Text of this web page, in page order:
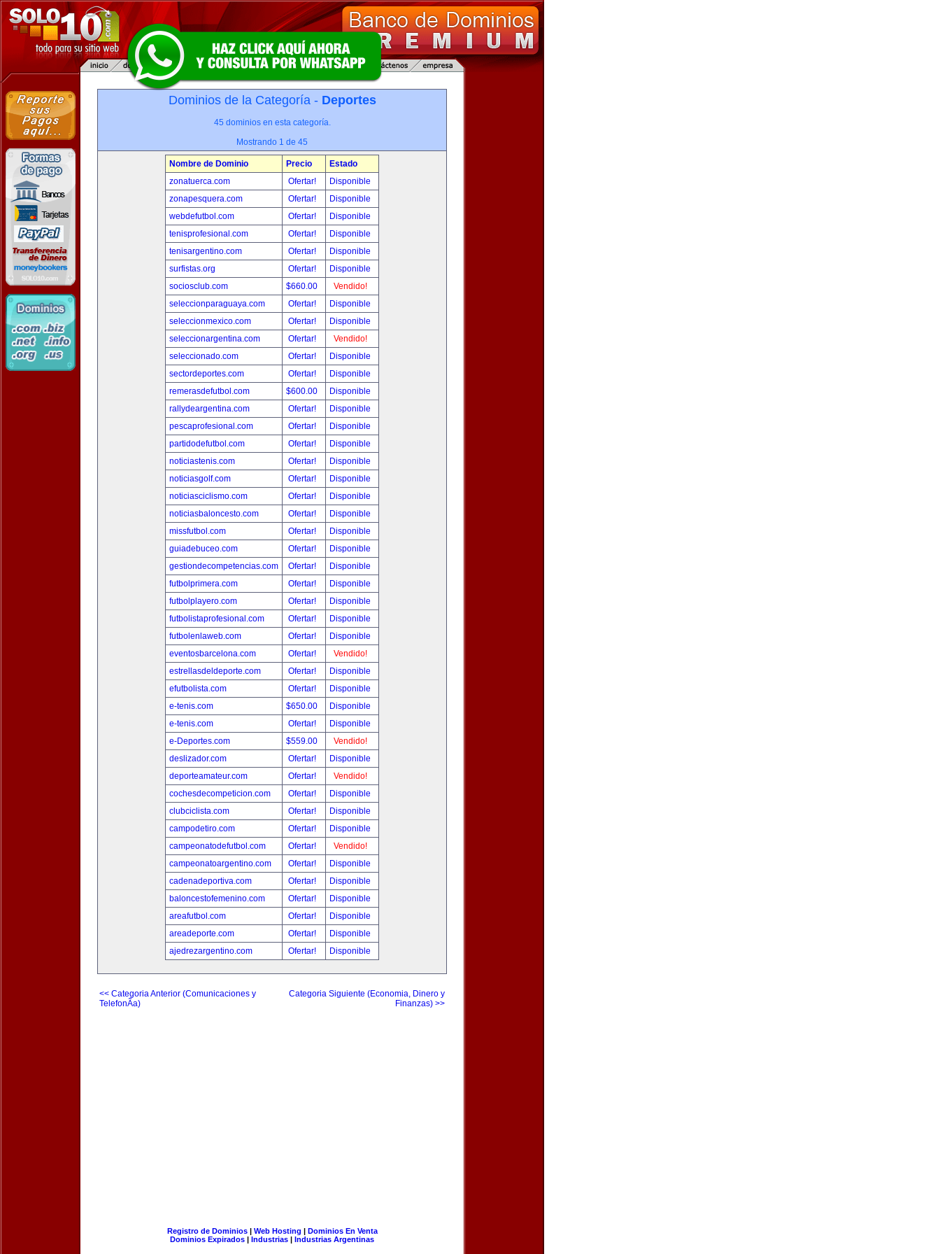
Dominios de la Categoría - Deportes
45 dominios en esta categoría.
Mostrando 1 de 45
Nombre de Dominio Precio
Estado
zonatuerca.com
Ofertar!
Disponible
zonapesquera.com
Ofertar!
Disponible
webdefutbol.com
Ofertar!
Disponible
tenisprofesional.com
Ofertar!
Disponible
tenisargentino.com
Ofertar!
Disponible
surfistas.org
Ofertar!
Disponible
sociosclub.com
$660.00
Vendido!
seleccionparaguaya.com
Ofertar!
Disponible
seleccionmexico.com
Ofertar!
Disponible
seleccionargentina.com
Ofertar!
Vendido!
seleccionado.com
Ofertar!
Disponible
sectordeportes.com
Ofertar!
Disponible
remerasdefutbol.com
$600.00
Disponible
rallydeargentina.com
Ofertar!
Disponible
pescaprofesional.com
Ofertar!
Disponible
partidodefutbol.com
Ofertar!
Disponible
noticiastenis.com
Ofertar!
Disponible
noticiasgolf.com
Ofertar!
Disponible
noticiasciclismo.com
Ofertar!
Disponible
noticiasbaloncesto.com
Ofertar!
Disponible
missfutbol.com
Ofertar!
Disponible
guiadebuceo.com
Ofertar!
Disponible
gestiondecompetencias.com
Ofertar!
Disponible
futbolprimera.com
Ofertar!
Disponible
futbolplayero.com
Ofertar!
Disponible
futbolistaprofesional.com
Ofertar!
Disponible
futbolenlaweb.com
Ofertar!
Disponible
eventosbarcelona.com
Ofertar!
Vendido!
estrellasdeldeporte.com
Ofertar!
Disponible
efutbolista.com
Ofertar!
Disponible
e-tenis.com
$650.00
Disponible
e-tenis.com
Ofertar!
Disponible
e-Deportes.com
$559.00
Vendido!
deslizador.com
Ofertar!
Disponible
deporteamateur.com
Ofertar!
Vendido!
cochesdecompeticion.com
Ofertar!
Disponible
clubciclista.com
Ofertar!
Disponible
campodetiro.com
Ofertar!
Disponible
campeonatodefutbol.com
Ofertar!
Vendido!
campeonatoargentino.com
Ofertar!
Disponible
cadenadeportiva.com
Ofertar!
Disponible
baloncestofemenino.com
Ofertar!
Disponible
areafutbol.com
Ofertar!
Disponible
areadeporte.com
Ofertar!
Disponible
ajedrezargentino.com
Ofertar! Disponible
<< Categoria Anterior (Comunicaciones y
TelefonÃ­a)
Categoria Siguiente (Economia, Dinero y
Finanzas) >>
Registro de Dominios| Web Hosting | Dominios En Venta
Dominios Expirados | Industrias | Industrias Argentinas